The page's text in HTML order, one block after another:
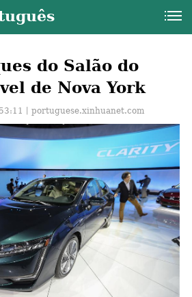
do Salão do
de Nova York
丨portuguese.xinhuanet.com